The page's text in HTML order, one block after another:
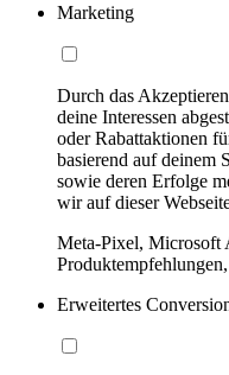
Marketing
Durch das
deine Interessen
oder Rabattaktionen
basierend auf deinem
sowie deren Erfolge
wir auf dieser
Meta-Pixel, Microsoft
Erweitertes